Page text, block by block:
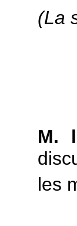
(La
M.
les